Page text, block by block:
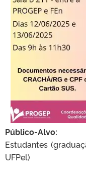
Público-Alvo:
Estudantes
UFPel)